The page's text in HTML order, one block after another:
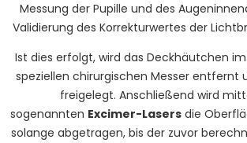
Messung der Pupille und des
Validierung des Korrekturwertes der
Ist dies erfolgt, wird das Deckhäutchen
speziellen chirurgischen Messer entfernt
freigelegt. Anschließend wird
sogenannten Excimer-Lasers die
solange abgetragen, bis der zuvor